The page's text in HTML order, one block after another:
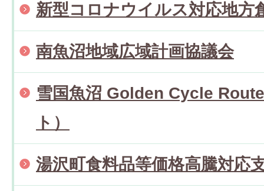
新型コロナウイルス対応地方
南魚沼地域広域計画協議会
雪国魚沼 Golden Cycle
ト）
湯沢町食料品等価格高騰対応